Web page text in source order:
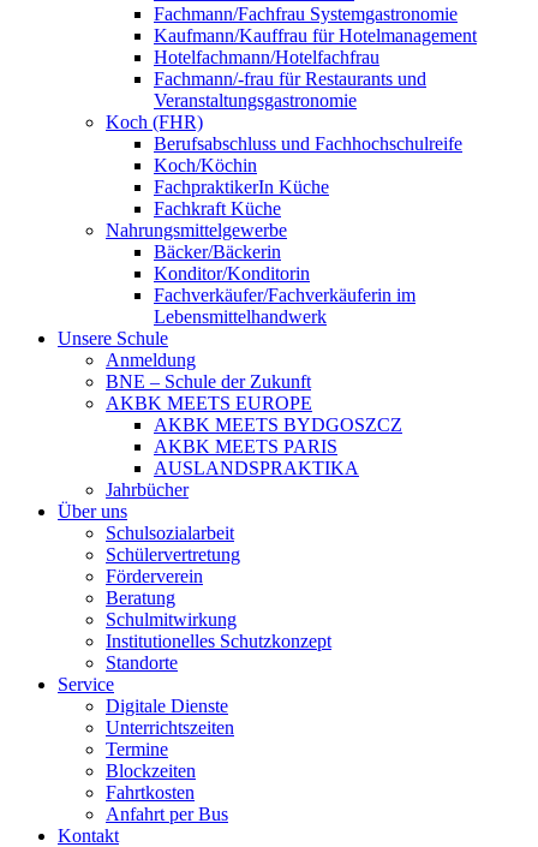
Fachmann/Fachfrau Systemgastronomie
Kaufmann/Kauffrau für Hotelmanagement
Hotelfachmann/Hotelfachfrau
Fachmann/-frau für Restaurants und
Veranstaltungsgastronomie
Koch (FHR)
Berufsabschluss und Fachhochschulreife
Koch/Köchin
FachpraktikerIn Küche
Fachkraft Küche
Nahrungsmittelgewerbe
Bäcker/Bäckerin
Konditor/Konditorin
Fachverkäufer/Fachverkäuferin im
Lebensmittelhandwerk
Unsere Schule
Anmeldung
BNE – Schule der Zukunft
AKBK MEETS EUROPE
AKBK MEETS BYDGOSZCZ
AKBK MEETS PARIS
AUSLANDSPRAKTIKA
Jahrbücher
Über uns
Schulsozialarbeit
Schülervertretung
Förderverein
Beratung
Schulmitwirkung
Institutionelles Schutzkonzept
Standorte
Service
Digitale Dienste
Unterrichtszeiten
Termine
Blockzeiten
Fahrtkosten
Anfahrt per Bus
Kontakt